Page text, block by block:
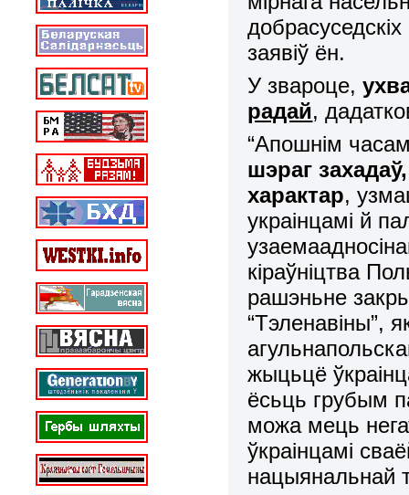
заявіў ён.
У звароце,
радай,
“Апошнім
шэраг
характар,
украінцамі й
кіраўніцтва
рашэньне
“Тэленавіны”,
жыцьцё
ёсьць грубым
можа мець
ўкраінцамі
нацыянальнай